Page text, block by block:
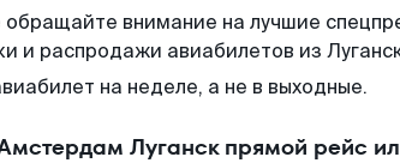
обращайте внимание на лучшие
и распродажи авиабилетов из
на неделе, а не в выходные.
Луганск прямой рейс